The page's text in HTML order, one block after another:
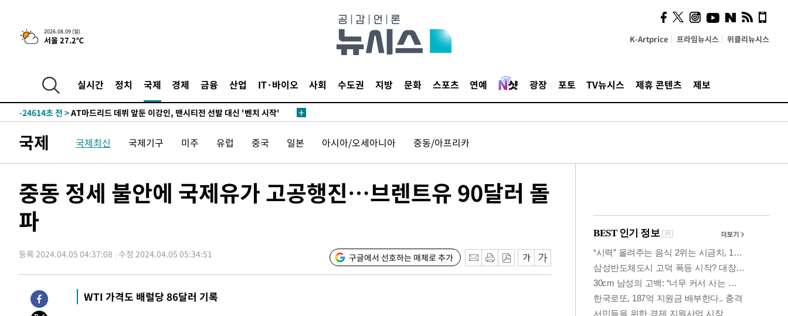
2026.08.09 (일)
서울 27.2℃ K-Artprice 프라임뉴시스 위클리뉴시스
실시간 정치 국제 경제 금융 산업 IT·바이오 사회 수도권 지방 문화 스포츠 연예 광장 포토 TV뉴시스 제휴 콘텐츠 제보
4시간 전 >이군이 불법 군시설 건설한 레바논 남부에서 레바논군 3명 폭발로 부상
-28272초 전 >
이강인 ATM 입단식에 '상암벌 들썩'…"세계적인 선수 되길"
-27268초 전 >
-24614초 전 >AT마드리드 데뷔 앞둔 이강인, 맨시티전 선발 대신 '벤치 시작'
44.40%
-22578초 전 >
與 강원·TK 당원투표 합산 김민석 46.01%로 승리…정청래
-22418초 전 >[속보]與전대 권리당원투표…강원·경북 김민석, 대구 정청래 승리
45.71%
-22127초 전 >[속보]與 당대표 경선, 대구 권리당원 투표 정청래 47.82%·김민석
46.35%
-21924초 전 >
득표
-19842초 전 >
정상
-7849초 전 >"얼마나 더웠으면"…안동 물길공원서 헤엄친 구렁이 '소동'
-7776초 전 >손흥민, 68분 뛰고 2경기 침묵…LAFC, 톨루카에 1-0 승리(종합)
-7048초 전 >
'2경기 연속 침묵' 손흥민, 톨루카전 68분만 뛰고 슈팅 0개
-5800초 전 >
국제 국제최신 국제기구 미주 유럽 중국 일본 아시아/오세아니아 중동/아프리카
중동 정세 불안에 국제유가 고공행진…브렌트유 90달러 돌
파
등록 2024.04.05 04:37:08 수정 2024.04.05 05:34:51 구글에서 선호하는 매체로 추가
WTI 가격도 배럴당 86달러 기록
사이 해답 찾았죠"…알을
깨고 나온 '초자아'